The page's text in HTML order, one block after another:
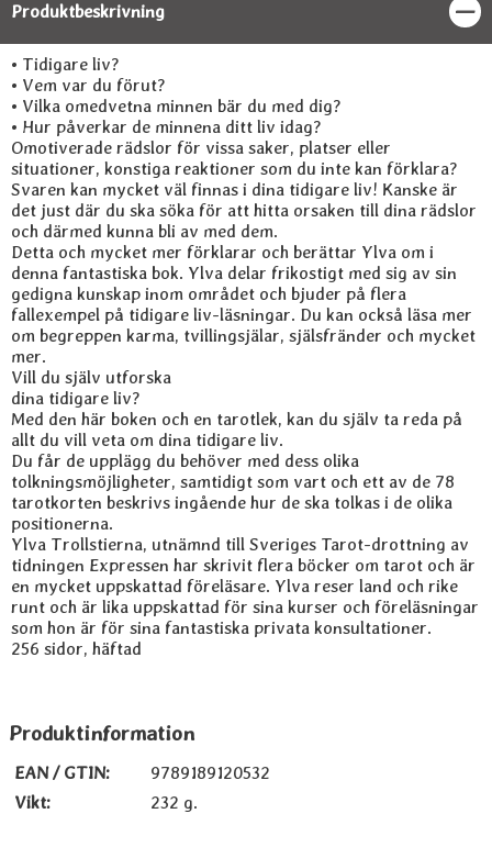
Produktbeskrivning
Produktbeskrivning
• Tidigare liv?
• Vem var du förut?
• Vilka omedvetna minnen bär du med dig?
• Hur påverkar de minnena ditt liv idag?
Omotiverade rädslor för vissa saker, platser eller
situationer, konstiga reaktioner som du inte kan förklara?
Svaren kan mycket väl finnas i dina tidigare liv! Kanske är
det just där du ska söka för att hitta orsaken till dina rädslor
och därmed kunna bli av med dem.
Detta och mycket mer förklarar och berättar Ylva om i
denna fantastiska bok. Ylva delar frikostigt med sig av sin
gedigna kunskap inom området och bjuder på flera
fallexempel på tidigare liv-läsningar. Du kan också läsa mer
om begreppen karma, tvillingsjälar, själsfränder och mycket
mer.
Vill du själv utforska
dina tidigare liv?
Med den här boken och en tarotlek, kan du själv ta reda på
allt du vill veta om dina tidigare liv.
Du får de upplägg du behöver med dess olika
tolkningsmöjligheter, samtidigt som vart och ett av de 78
tarotkorten beskrivs ingående hur de ska tolkas i de olika
positionerna.
Ylva Trollstierna, utnämnd till Sveriges Tarot-drottning av
tidningen Expressen har skrivit flera böcker om tarot och är
en mycket uppskattad föreläsare. Ylva reser land och rike
runt och är lika uppskattad för sina kurser och föreläsningar
som hon är för sina fantastiska privata konsultationer.
256 sidor, häftad
Produktinformation
EAN / GTIN:
9789189120532
Vikt:
232 g.